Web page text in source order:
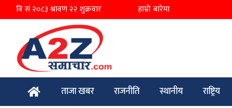
हाम्रो बारेमा
ताजा खबर राजनीति स्थानीय राष्ट्रिय